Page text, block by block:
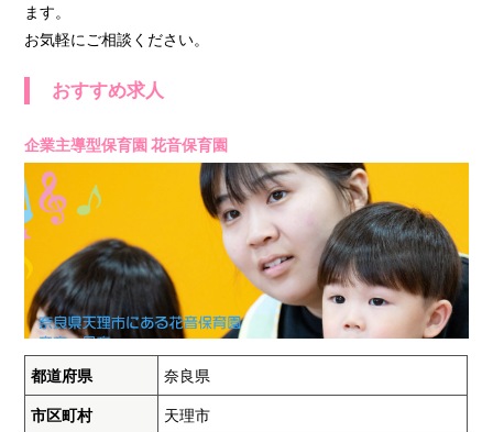
ます。
お気軽にご相談ください。
おすすめ求人
企業主導型保育園 花音保育園
都道府県 奈良県
市区町村 天理市